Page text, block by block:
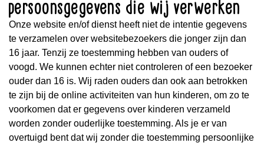
persoonsgegevens die wij verwerken
Onze website en/of dienst heeft niet de intentie gegevens
te verzamelen over websitebezoekers die jonger zijn dan
16 jaar. Tenzij ze toestemming hebben van ouders of
voogd. We kunnen echter niet controleren of een bezoeker
ouder dan 16 is. Wij raden ouders dan ook aan betrokken
te zijn bij de online activiteiten van hun kinderen, om zo te
voorkomen dat er gegevens over kinderen verzameld
worden zonder ouderlijke toestemming. Als je er van
overtuigd bent dat wij zonder die toestemming persoonlijke